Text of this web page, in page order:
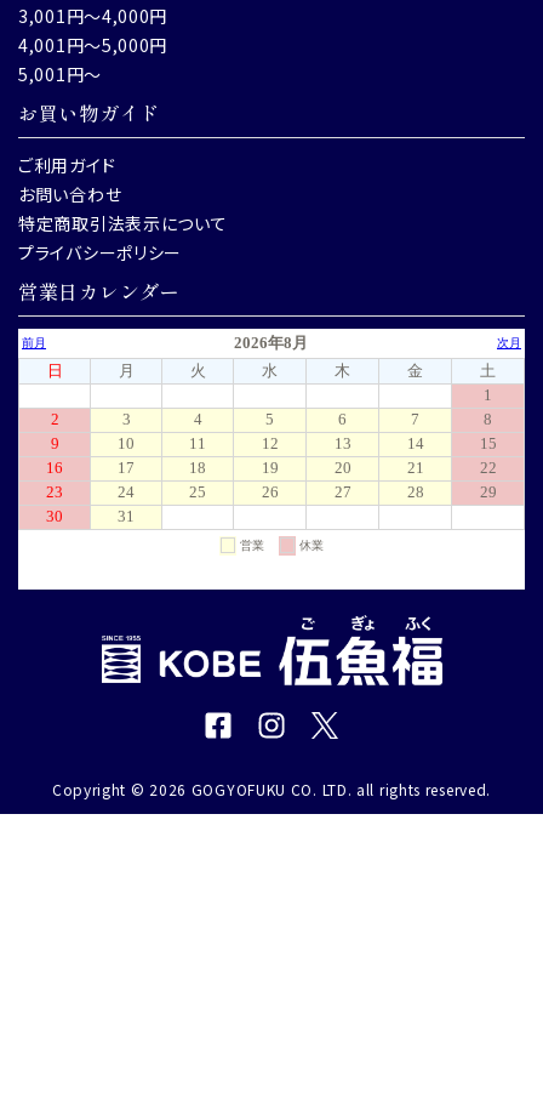
3,001円～4,000円
4,001円～5,000円
5,001円～
お買い物ガイド
ご利用ガイド
お問い合わせ
特定商取引法表示について
プライバシーポリシー
営業日カレンダー
Copyright © 2026 GOGYOFUKU CO. LTD. all rights reserved.